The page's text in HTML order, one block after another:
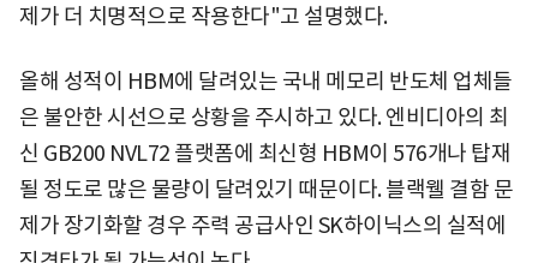
제가 더 치명적으로 작용한다"고 설명했다.
올해 성적이 HBM에 달려있는 국내 메모리 반도체 업체들
은 불안한 시선으로 상황을 주시하고 있다. 엔비디아의 최
신 GB200 NVL72 플랫폼에 최신형 HBM이 576개나 탑재
될 정도로 많은 물량이 달려있기 때문이다. 블랙웰 결함 문
제가 장기화할 경우 주력 공급사인 SK하이닉스의 실적에